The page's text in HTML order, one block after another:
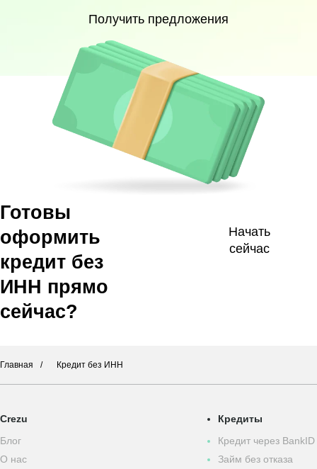
Получить предложения
Готовы
оформить
кредит без
ИНН прямо
сейчас?
Начать
сейчас
Главная Кредит без ИНН
Crezu
Блог
О нас
Кредиты
Кредит через BankID
Займ без отказа